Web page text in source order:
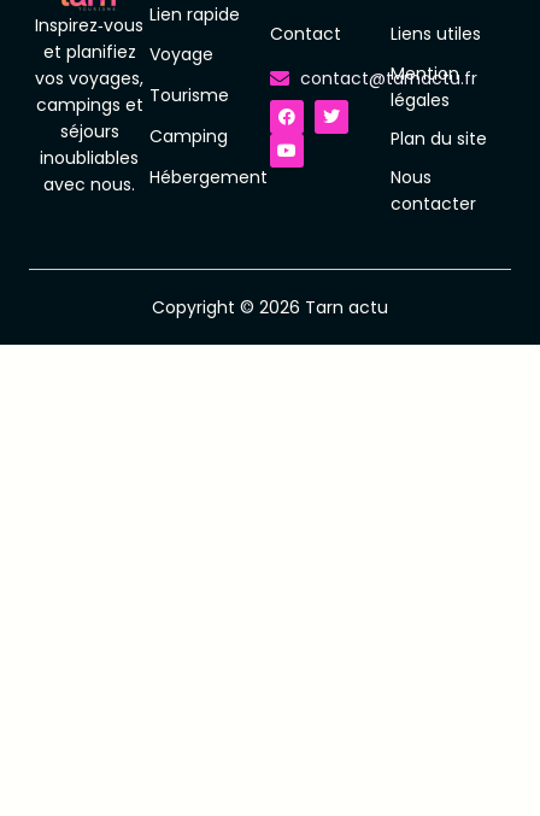
Inspirez‑vous
et planifiez
vos voyages,
campings et
séjours
inoubliables
avec nous.
Lien rapide
Voyage
Tourisme
Camping
Hébergement
Contact
contact@tarnactu.fr
F
a
c
e
b
T
w
i
Y
o
u
t
u
Liens utiles
Mention
légales
Plan du site
Nous
contacter
Copyright © 2026 Tarn actu